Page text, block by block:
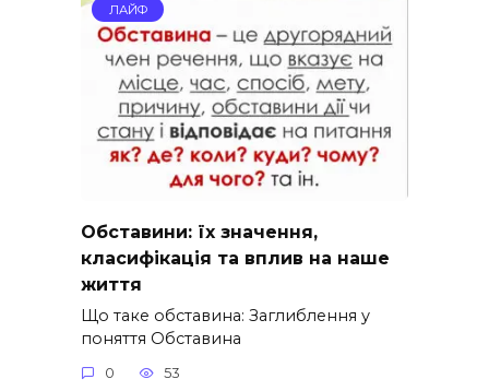
ЛАЙФ
Обставини: їх значення,
класифікація та вплив на наше
життя
Що таке обставина: Заглиблення у
поняття Обставина
0 53